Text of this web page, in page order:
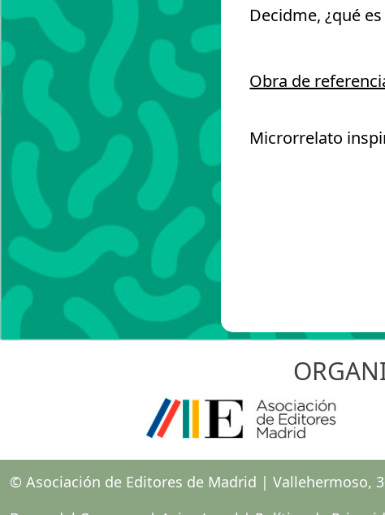
Decidme, ¿qué
Obra de
Microrrelato
© Asociación de Editores de Madrid | Vallehermoso,